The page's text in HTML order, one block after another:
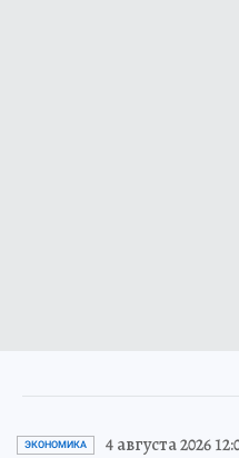
ЭКОНОМИКА 4 августа 2026